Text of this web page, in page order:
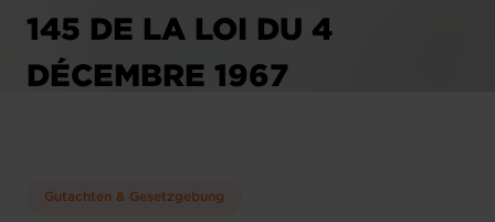
145 DE LA LOI DU 4
DÉCEMBRE 1967
ANNUEL) ET DU
Gutachten & Gesetzgebung